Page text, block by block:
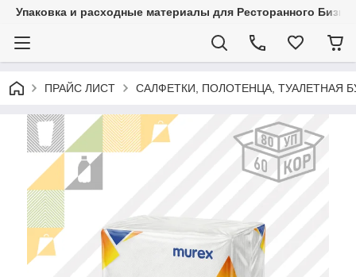
Упаковка и расходные материалы для Ресторанного
ПРАЙС ЛИСТ САЛФЕТКИ, ПОЛОТЕНЦА, ТУАЛЕТНАЯ